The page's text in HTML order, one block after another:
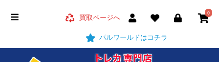
買取ページへ
パルワールドはコチラ
0